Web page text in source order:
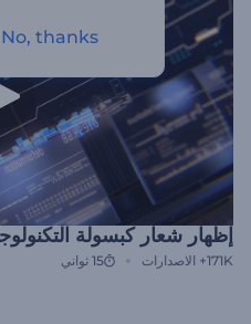
إظهار شعار كبسولة
171K+ الاصدارات 15 ثواني
No, thanks